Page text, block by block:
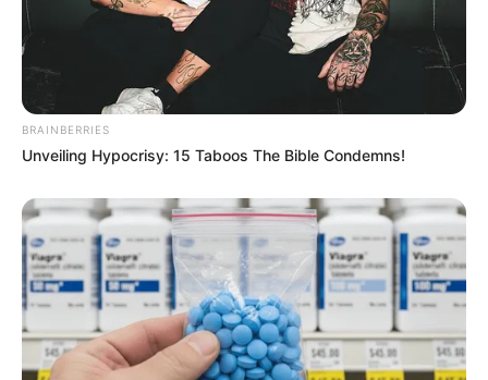
Όλα τα κείμενα και οι εικόνες είναι πνευματική ιδιοκτησία του
ΝΙΚΟΛΑΟΣ ΑΝΑΞΙΜΑΝΔΡΟΣ. Aπαγορεύεται η αναπαραγωγή, η
αναδημοσίευση και η τροποποίησή τους χωρίς προηγούμενη
BRAINBERRIES
Unveiling Hypocrisy: 15 Taboos The Bible Condemns!